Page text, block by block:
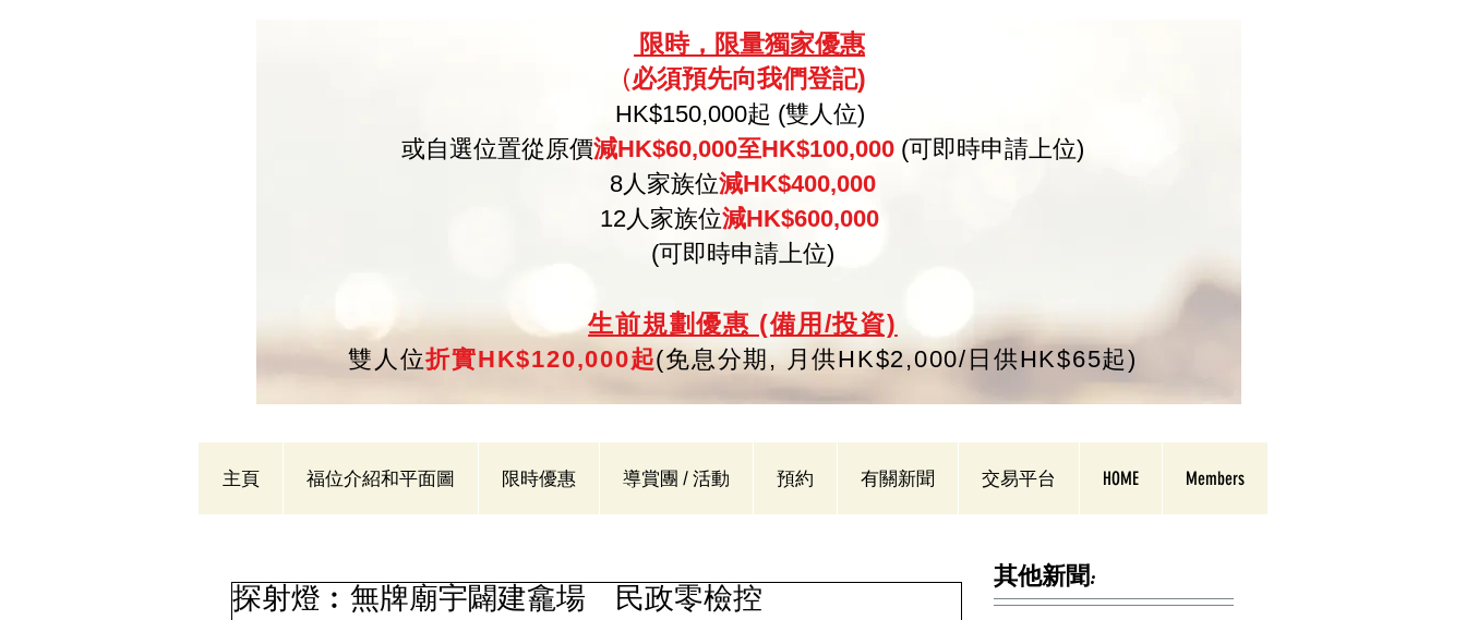
限時，限量獨家優惠
(必須預先向我們登記)
HK$150,000起 (雙人位)
或自選位置從原價減HK$60,000至HK$100,000 (可即時申請上位)
8人家族位減HK$400,000
12人家族位減HK$600,000
(可即時申請上位)
生前規劃優惠 (備用/投資)
雙人位折實HK$120,000起(免息分期, 月供HK$2,000/日供HK$65起)
主頁 福位介紹和平面圖 限時優惠 導賞團 / 活動 預約 有關新聞 交易平台 HOME Members
探射燈︰無牌廟宇闢建龕場 民政零檢控
其他新聞: